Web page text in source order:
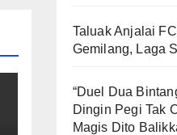
Taluak Anjalai FC
Gemilang, Laga
“Duel Dua
Dingin Pegi Tak
Magis Dito